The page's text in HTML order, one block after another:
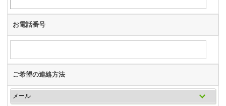
お電話番号
ご希望の連絡方法